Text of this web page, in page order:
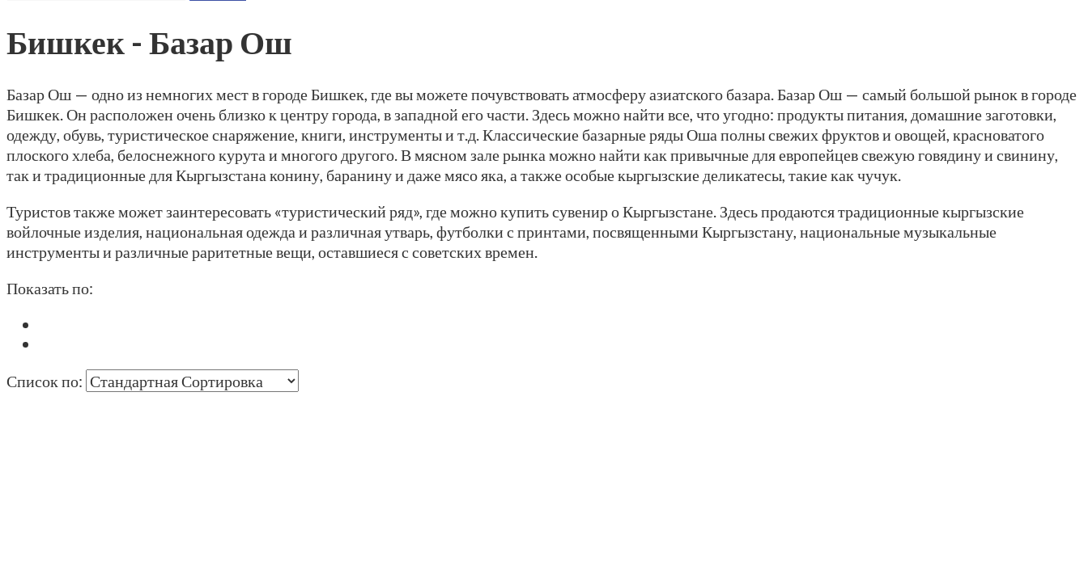
Бишкек - Базар Ош
Базар Ош — одно из немногих мест в городе Бишкек, где вы можете почувствовать атмосферу азиатского базара. Базар Ош — самый большой рынок в городе
Бишкек. Он расположен очень близко к центру города, в западной его части. Здесь можно найти все, что угодно: продукты питания, домашние заготовки,
одежду, обувь, туристическое снаряжение, книги, инструменты и т.д. Классические базарные ряды Оша полны свежих фруктов и овощей, красноватого
плоского хлеба, белоснежного курута и многого другого. В мясном зале рынка можно найти как привычные для европейцев свежую говядину и свинину,
так и традиционные для Кыргызстана конину, баранину и даже мясо яка, а также особые кыргызские деликатесы, такие как чучук.
Туристов также может заинтересовать «туристический ряд», где можно купить сувенир о Кыргызстане. Здесь продаются традиционные кыргызские
войлочные изделия, национальная одежда и различная утварь, футболки с принтами, посвященными Кыргызстану, национальные музыкальные
инструменты и различные раритетные вещи, оставшиеся с советских времен.
Показать по:
Список по: